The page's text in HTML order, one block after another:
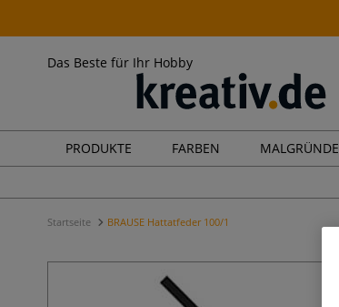
Das Beste für Ihr Hobby
PRODUKTE FARBEN MALGRÜNDE
Startseite BRAUSE Hattatfeder 100/1